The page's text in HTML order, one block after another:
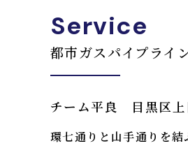
Service
都市ガスパイプライ
チーム平良 目黒区
環七通りと山手通りを